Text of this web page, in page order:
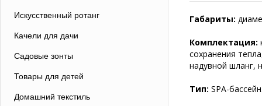
Искусственный ротанг
Качели для дачи
Садовые зонты
Товары для детей
Домашний текстиль
Габариты:
Комплектация:
сохранения
надувной шланг,
Тип: SPA-